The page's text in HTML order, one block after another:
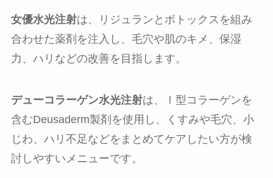
女優水光注射は、リジュランとボトックスを組み
合わせた薬剤を注入し、毛穴や肌のキメ、保湿
力、ハリなどの改善を目指します。
デューコラーゲン水光注射は、Ⅰ型コラーゲンを
含むDeusaderm製剤を使用し、くすみや毛穴、小
じわ、ハリ不足などをまとめてケアしたい方が検
討しやすいメニューです。